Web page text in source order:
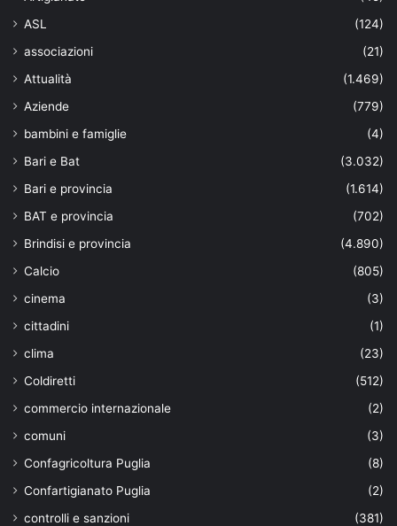
ASL
(124)
associazioni
(21)
Attualità
(1.469)
Aziende
(779)
bambini e famiglie
(4)
Bari e Bat
(3.032)
Bari e provincia
(1.614)
BAT e provincia
(702)
Brindisi e provincia
(4.890)
Calcio
(805)
cinema
(3)
cittadini
(1)
clima
(23)
Coldiretti
(512)
commercio internazionale
(2)
comuni
(3)
Confagricoltura Puglia
(8)
Confartigianato Puglia
(2)
controlli e sanzioni
(381)